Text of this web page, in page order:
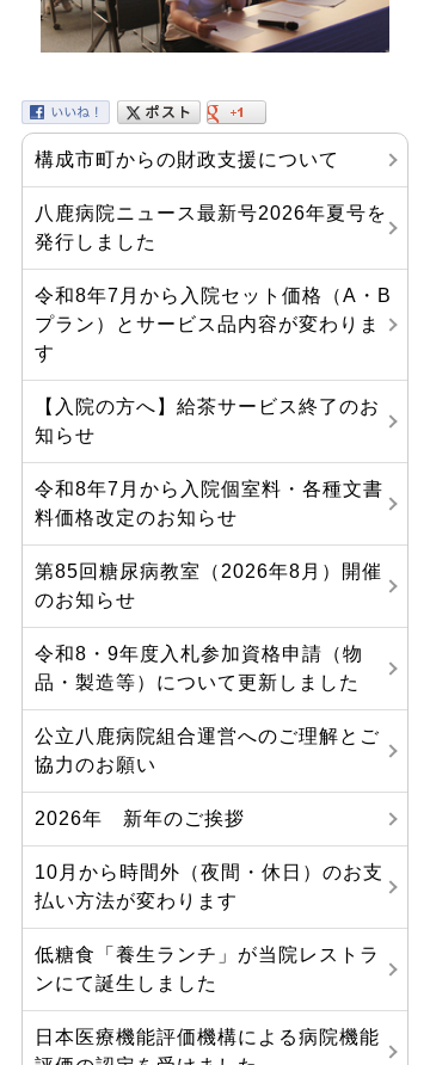
構成市町からの財政支援について
八鹿病院ニュース最新号2026年夏号を
発行しました
令和8年7月から入院セット価格（A・B
プラン）とサービス品内容が変わりま
す
【入院の方へ】給茶サービス終了のお
知らせ
令和8年7月から入院個室料・各種文書
料価格改定のお知らせ
第85回糖尿病教室（2026年8月）開催
のお知らせ
令和8・9年度入札参加資格申請（物
品・製造等）について更新しました
公立八鹿病院組合運営へのご理解とご
協力のお願い
2026年 新年のご挨拶
10月から時間外（夜間・休日）のお支
払い方法が変わります
低糖食「養生ランチ」が当院レストラ
ンにて誕生しました
日本医療機能評価機構による病院機能